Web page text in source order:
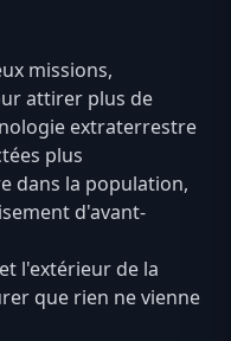
missions,
attirer plus de
extraterrestre
plus
dans la population,
d'avant-
l'extérieur de la
que rien ne vienne